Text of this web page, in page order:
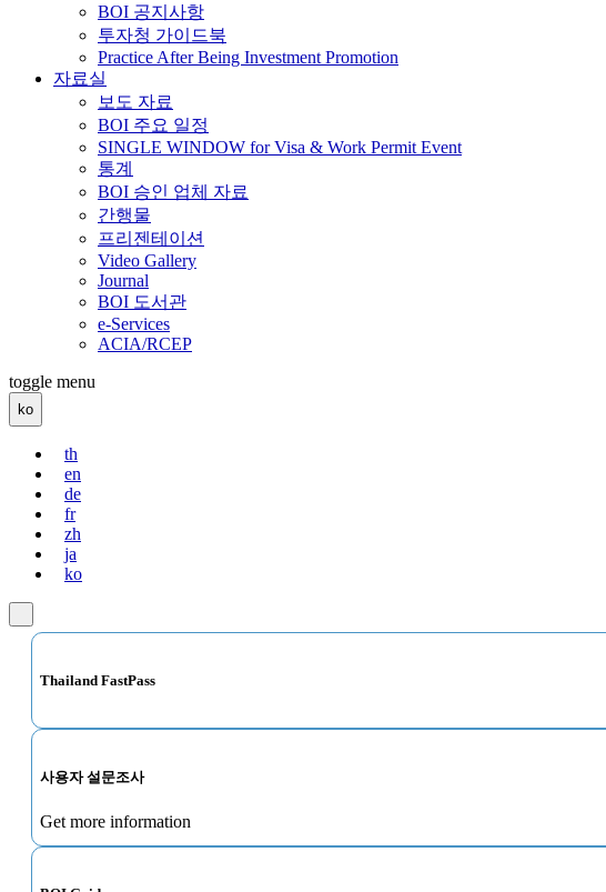
BOI 공지사항
투자청 가이드북
Practice After Being Investment Promotion
자료실
보도 자료
BOI 주요 일정
SINGLE WINDOW for Visa & Work Permit Event
통계
BOI 승인 업체 자료
간행물
프리젠테이션
Video Gallery
Journal
BOI 도서관
e-Services
ACIA/RCEP
toggle menu
ko
th
en
de
fr
zh
ja
ko
Thailand FastPass
사용자 설문조사
Get more information